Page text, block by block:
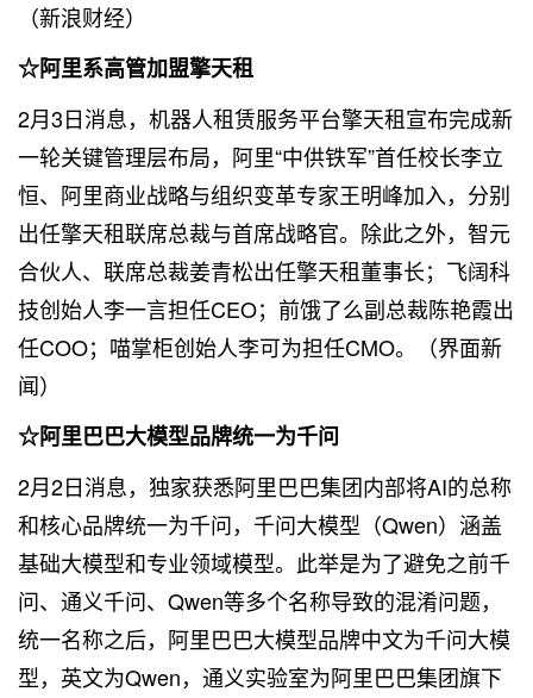
（新浪财经）
☆阿里系高管加盟擎天租
2月3日消息，机器人租赁服务平台擎天租宣布完成新
一轮关键管理层布局，阿里“中供铁军”首任校长李立
恒、阿里商业战略与组织变革专家王明峰加入，分别
出任擎天租联席总裁与首席战略官。除此之外，智元
合伙人、联席总裁姜青松出任擎天租董事长；飞阔科
技创始人李一言担任CEO；前饿了么副总裁陈艳霞出
任COO；喵掌柜创始人李可为担任CMO。（界面新
闻）
☆阿里巴巴大模型品牌统一为千问
2月2日消息，独家获悉阿里巴巴集团内部将AI的总称
和核心品牌统一为千问，千问大模型（Qwen）涵盖
基础大模型和专业领域模型。此举是为了避免之前千
问、通义千问、Qwen等多个名称导致的混淆问题，
统一名称之后，阿里巴巴大模型品牌中文为千问大模
型，英文为Qwen，通义实验室为阿里巴巴集团旗下